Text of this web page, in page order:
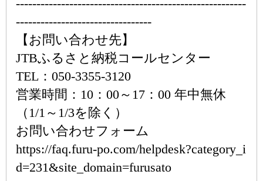
--------------------------------------------------------
---------------------------------
【お問い合わせ先】
JTBふるさと納税コールセンター
TEL：050-3355-3120
営業時間：10：00～17：00 年中無休
（1/1～1/3を除く）
お問い合わせフォーム
https://faq.furu-po.com/helpdesk?category_i
d=231&site_domain=furusato